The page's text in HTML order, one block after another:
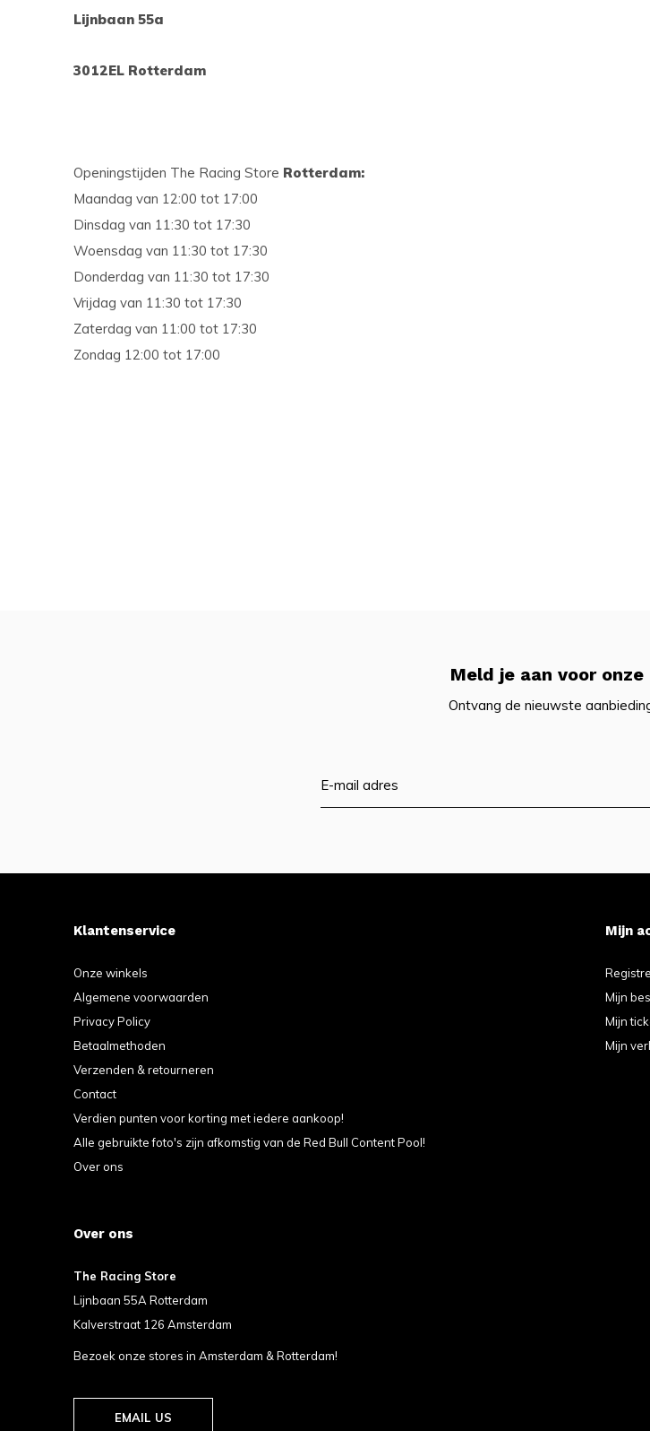
Lijnbaan 55a
3012EL Rotterdam
Openingstijden The Racing Store Rotterdam:
Maandag van 12:00 tot 17:00
Dinsdag van 11:30 tot 17:30
Woensdag van 11:30 tot 17:30
Donderdag van 11:30 tot 17:30
Vrijdag van 11:30 tot 17:30
Zaterdag van 11:00 tot 17:30
Zondag 12:00 tot 17:00
Meld je aan voor
Ontvang de nieuwste
Klantenservice
Onze winkels
Algemene voorwaarden
Privacy Policy
Betaalmethoden
Verzenden & retourneren
Contact
Verdien punten voor korting met iedere aankoop!
Alle gebruikte foto's zijn afkomstig van de Red Bull Content Pool!
Over ons
Mijn
Mijn
Mijn
Mijn
Over ons
The Racing Store
Lijnbaan 55A Rotterdam
Kalverstraat 126 Amsterdam
Bezoek onze stores in Amsterdam & Rotterdam!
EMAIL US